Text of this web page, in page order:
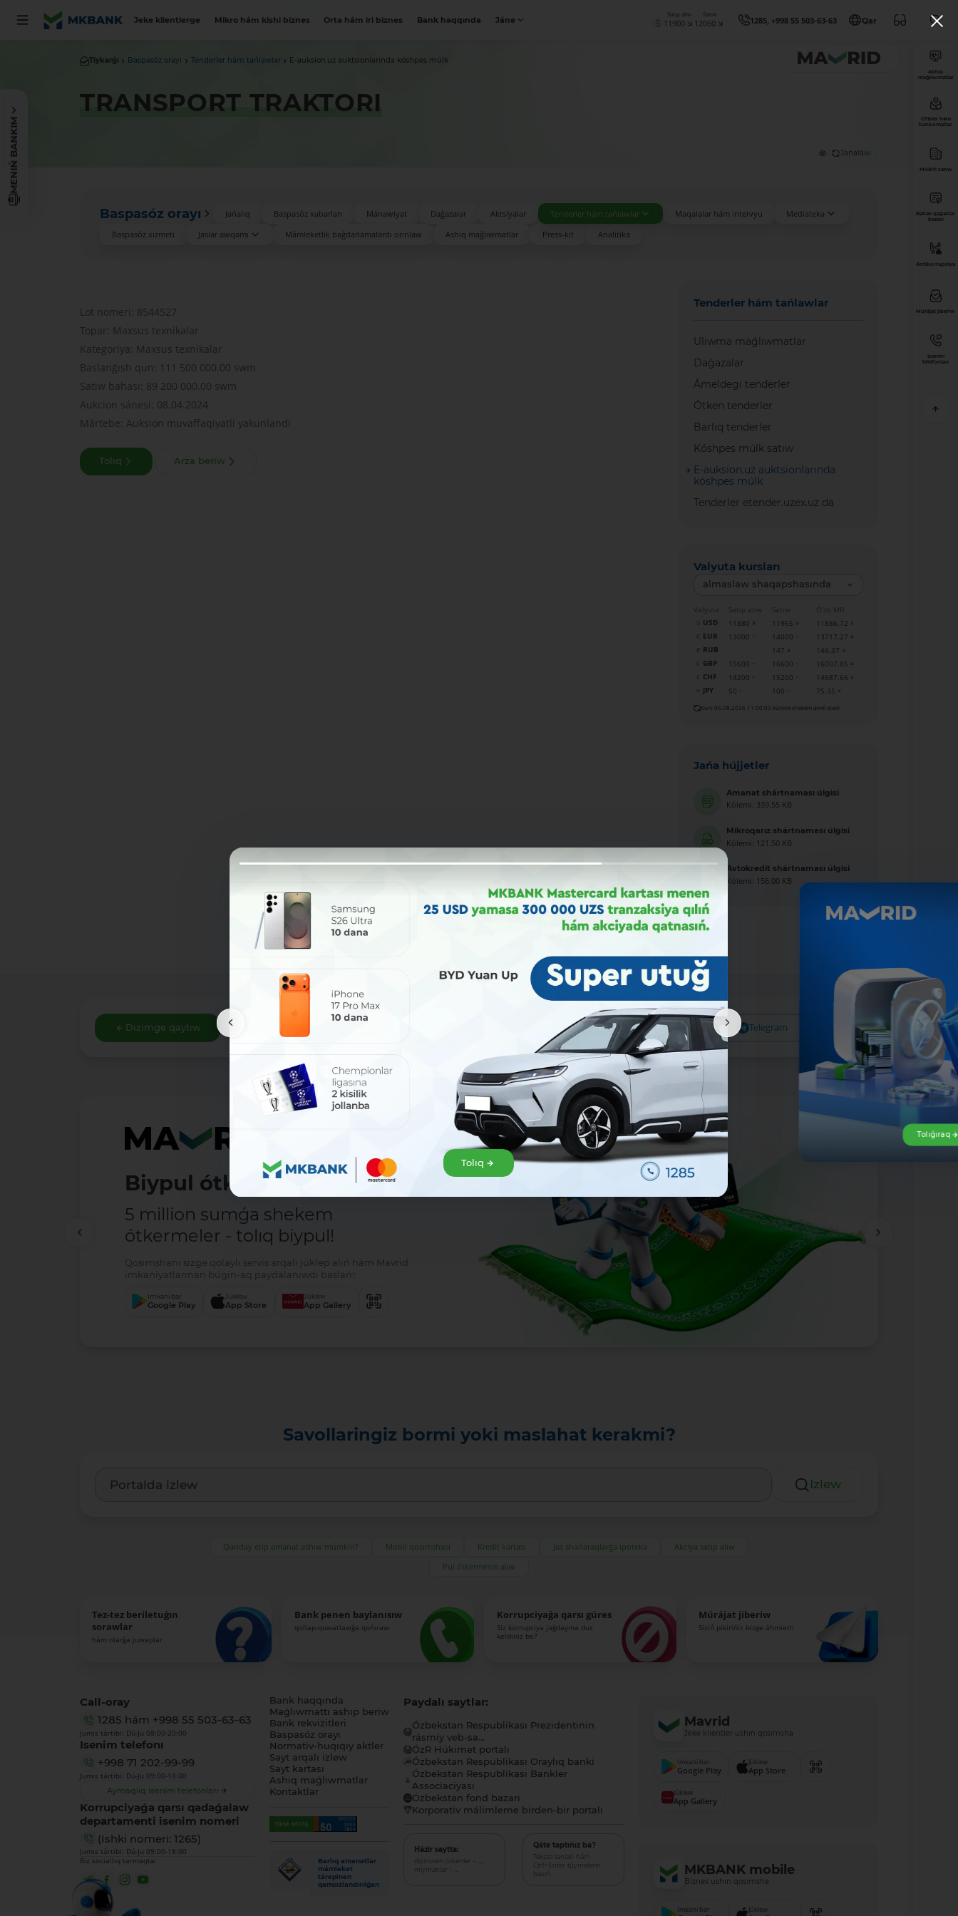
Jeke klientlerge Mikro hám kishi biznes Orta hám iri biznes Bank haqqında Jáne
Satıp alıw
11900
Satıw
12060 1285, +998 55 503-63-63 Qar
MENIŃ BANKIM
Tiykarǵı Baspasóz orayı Tenderler hám tańlawlar E-auksion.uz auktsionlarında kóshpes múlk
TRANSPORT TRAKTORI
Jańalaw: ...
Baspasóz orayı Jańalıq Baspasóz xabarları Mánawiyat Daǵazalar Aktsiyalar Tenderler hám tańlawlar Maqalalar hám intervyu
Mediateka
Baspasóz xızmeti
Jaslar awqamı Mámleketlik baǵdarlamalardı orınlaw Ashıq maǵlıwmatlar Press-kit Analitika
Lot nomeri: 8544527
Topar: Maxsus texnikalar
Kategoriya: Maxsus texnikalar
Baslanǵısh qun: 111 500 000.00 swm
Satiw bahası: 89 200 000.00 swm
Aukcion sánesi: 08.04.2024
Mártebe: Auksion muvaffaqiyatli yakunlandi
Tolıq Arza beriw
Tenderler hám tańlawlar
Uliwma maǵlıwmatlar
Daǵazalar
Ámeldegi tenderler
Ótken tenderler
Barlıq tenderler
Kóshpes múlk satıw
E-auksion.uz auktsionlarında
kóshpes múlk
Tenderler etender.uzex.uz da
Valyuta kursları
almaslaw shaqapshasında
Valyuta Satıp alıw Satıw
O‘zb MB
USD
11880 11965
11886.72
EUR
13000 14000
13717.27
RUB
147
146.37
GBP
15600 16600
16007.85
CHF
14200 15200
14687.66
JPY
50 100 75.35
Kurs 06.08.2026 11:00:00 kúnine shekem ámel etedi
Jańa hújjetler
Amanat shártnaması úlgisi
Kólemi: 339.55 KB
Mikroqarız shártnaması úlgisi
Kólemi: 121.50 KB
Avtokredit shártnaması úlgisi
Kólemi: 156.00 KB
Dizimge qaytıw Bólisiw: Facebook Telegram
Biypul ótkermeler
5 million sumǵa shekem
ótkermeler - tolıq biypul!
Qosımshanı sizge qolaylı servis arqalı júklep alıń hám Mavrid
imkaniyatlarınan búgin-aq paydalanıwdı baslań!:
Imkani bar
Google Play
Júklew
App Store
Júklew
App Gallery
Savollaringiz bormi yoki maslahat kerakmi?
Izlew
Qanday etip amanat ashıw múmkin? Mobil qosımshası Kredit kartası Jas shańaraqlarǵa ipoteka
Akciya satıp alıw
Pul ótkermesin alıw
Tez-tez beriletuǵın
sorawlar
hám olarǵa juwaplar
Bank penen baylanısıw
qollap-quwatlawǵa qońıraw
Korrupciyaǵa qarsı gúres
Siz korrupciya jaǵdayına dus
keldiniz be?
Múrájat jiberiw
Siziń pikirińiz bizge áhmietli
Ashıq
maǵlıwmatlar
Ofisler hám
bankomatlar
Múlkti satıw
Bahalı qaǵazlar
bazarı
Antikorrupsiya
Múrájat jiberiw
Isenim
telefonları
Call-oray
1285 hám +998 55 503-63-63
Jumıs tártibi: Dú-Ju 08:00-20:00
Isenim telefonı
+998 71 202-99-99
Jumıs tártibi: Dú-Ju 09:00-18:00
Aymaqlıq isenim telefonları
Korrupciyaǵa qarsı qadaǵalaw
departamenti isenim nomeri
(Ishki nomeri: 1265)
Jumıs tártibi: Dú-Ju 09:00-18:00
Biz sociallıq tarmaqta:
Bank haqqında
Maǵlıwmattı ashıp beriw
Bank rekvizitleri
Baspasóz orayı
Normativ-huqıqıy aktler
Sayt arqalı izlew
Sayt kartası
Ashıq maǵlıwmatlar
Kontaktlar
Barlıq amanatlar
mámleket
tárepinen
qamsızlandırılǵan
Paydalı saytlar:
Ózbekstan Respublikası Prezidentinin
rásmiy veb-sa...
ÓzR Húkimet portalı
Ózbekstan Respublikası Oraylıq banki
Ózbekstan Respublikası Bankler
Associaciyası
Ózbekstan fond bazarı
Korporativ málimleme birden-bir portalı
Házir saytta:
dizimnen ótkenler - ...,
miymanlar - ...
Qáte taptıńız ba?
Tekstti tanlań hám
Ctrl+Enter túymelerin
basıń.
Mavrid
Jeke klientler ushın qosımsha
Imkani bar
Google Play
Júklew
App Store
Júklew
App Gallery
MKBANK mobile
Biznes ushın qosımsha
Imkani bar Júklew
Tolıq
Tolıǵıraq